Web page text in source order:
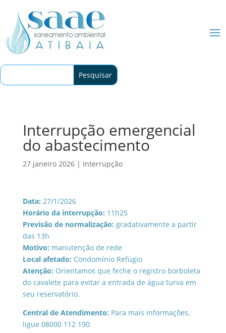
Interrupção emergencial
do abastecimento
27 janeiro 2026| Interrupção
Data: 27/1/2026
Horário da interrupção: 11h25
Previsão de normalização: gradativamente a partir
das 13h
Motivo: manutenção de rede
Local afetado: Condomínio Refúgio
Atenção: Orientamos que feche o registro borboleta
do cavalete para evitar a entrada de água turva em
seu reservatório.
Central de Atendimento: Para mais informações,
ligue 08000 112 190